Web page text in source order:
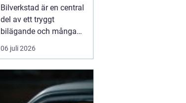
Bilverkstad är en central
del av ett tryggt
bilägande och många
bilägare letar efter en
partner som kan hjälpa
livslängd. En modern
verkstad kombinerar
06 juli 2026